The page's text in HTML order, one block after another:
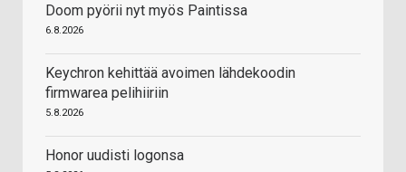
Doom pyörii nyt myös Paintissa
6.8.2026
Keychron kehittää avoimen lähdekoodin
firmwarea pelihiiriin
5.8.2026
Honor uudisti logonsa